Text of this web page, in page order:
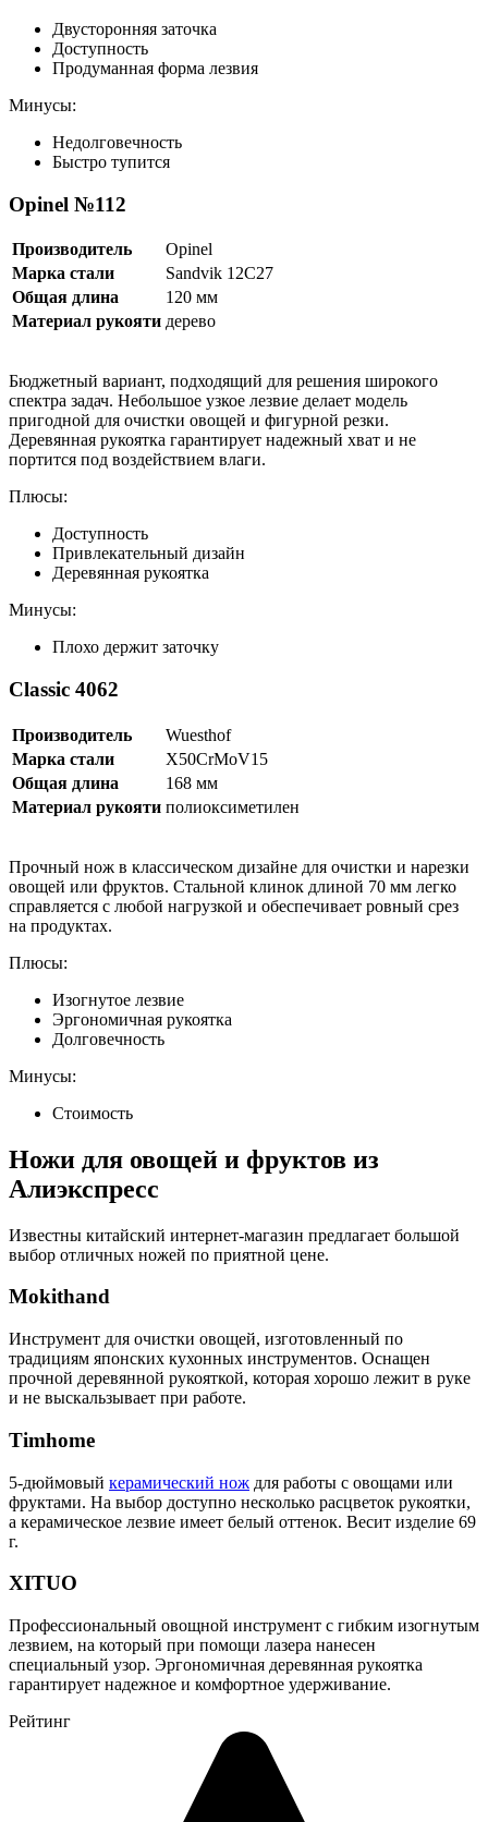
Двусторонняя заточка
Доступность
Продуманная форма лезвия
Минусы:
Недолговечность
Быстро тупится
Opinel №112
Производитель
Opinel
Марка стали
Sandvik 12C27
Общая длина
120 мм
Материал рукояти дерево
Бюджетный вариант, подходящий для решения широкого
спектра задач. Небольшое узкое лезвие делает модель
пригодной для очистки овощей и фигурной резки.
Деревянная рукоятка гарантирует надежный хват и не
портится под воздействием влаги.
Плюсы:
Доступность
Привлекательный дизайн
Деревянная рукоятка
Минусы:
Плохо держит заточку
Classic 4062
Производитель
Wuesthof
Марка стали
X50CrMoV15
Общая длина
168 мм
Материал рукояти полиоксиметилен
Прочный нож в классическом дизайне для очистки и нарезки
овощей или фруктов. Стальной клинок длиной 70 мм легко
справляется с любой нагрузкой и обеспечивает ровный срез
на продуктах.
Плюсы:
Изогнутое лезвие
Эргономичная рукоятка
Долговечность
Минусы:
Стоимость
Ножи для овощей и фруктов из
Алиэкспресс
Известны китайский интернет-магазин предлагает большой
выбор отличных ножей по приятной цене.
Mokithand
Инструмент для очистки овощей, изготовленный по
традициям японских кухонных инструментов. Оснащен
прочной деревянной рукояткой, которая хорошо лежит в руке
и не выскальзывает при работе.
Timhome
5-дюймовый керамический нож для работы с овощами или
фруктами. На выбор доступно несколько расцветок рукоятки,
а керамическое лезвие имеет белый оттенок. Весит изделие 69
г.
XITUO
Профессиональный овощной инструмент с гибким изогнутым
лезвием, на который при помощи лазера нанесен
специальный узор. Эргономичная деревянная рукоятка
гарантирует надежное и комфортное удерживание.
Рейтинг